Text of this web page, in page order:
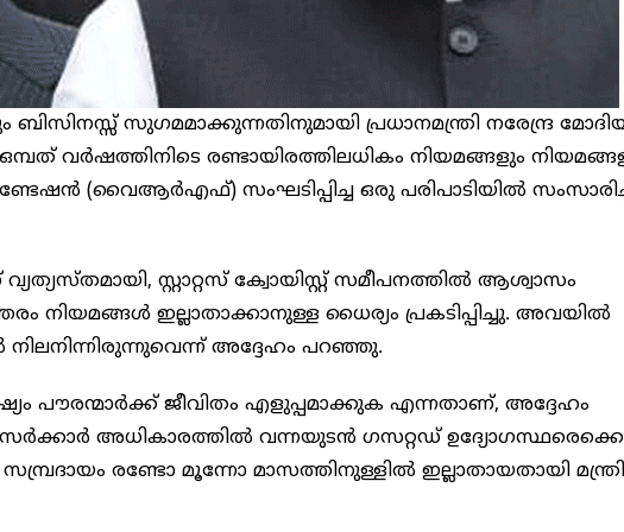
സുഗമമാക്കുന്നതിനുമായി പ്രധാനമന്ത്രി നരേന്ദ്ര
വർഷത്തിനിടെ രണ്ടായിരത്തിലധികം നിയമങ്ങളും
(വൈആർഎഫ്) സംഘടിപ്പിച്ച ഒരു പരിപാടിയിൽ
സ്റ്റാറ്റസ് ക്വോയിസ്റ്റ് സമീപനത്തിൽ ആശ്വാസം
നിയമങ്ങൾ ഇല്ലാതാക്കാനുള്ള ധൈര്യം പ്രകടിപ്പിച്ചു. അവയിൽ
നിലനിന്നിരുന്നുവെന്ന് അദ്ദേഹം പറഞ്ഞു.
പൗരന്മാർക്ക് ജീവിതം എളുപ്പമാക്കുക എന്നതാണ്, അദ്ദേഹം
സർക്കാർ അധികാരത്തിൽ വന്നയുടൻ ഗസറ്റഡ്
രണ്ടോ മൂന്നോ മാസത്തിനുള്ളിൽ ഇല്ലാതായതായി മന്ത്രി